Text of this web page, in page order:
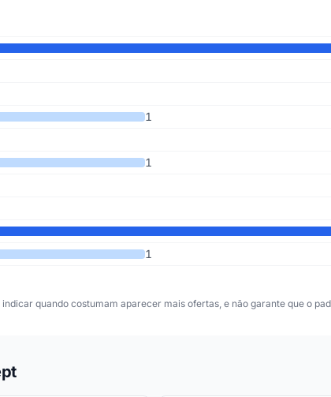
7 anos
1
1
1
quando costumam aparecer mais ofertas, e não garante que o